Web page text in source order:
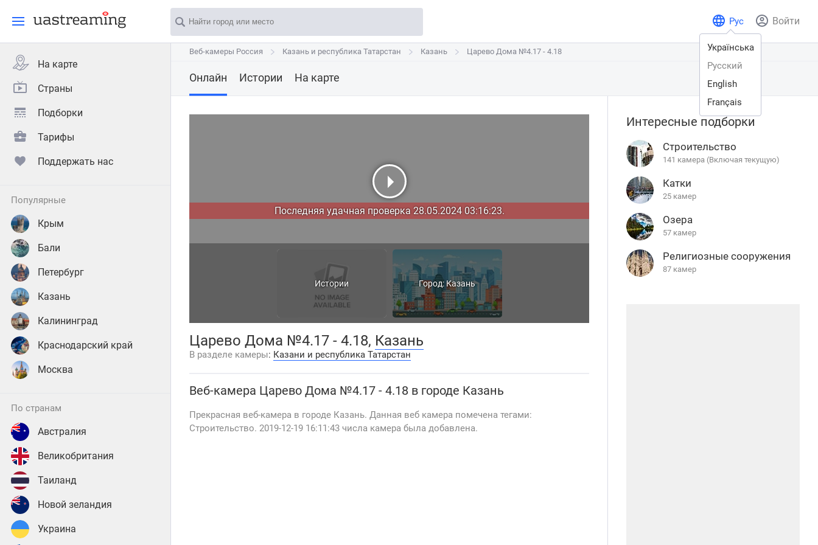
Войти
Рус
Українська
Русский
English
Français
На карте
Страны
Подборки
Тарифы
Поддержать нас
популярные
Крым
Бали
Петербург
Казань
Калининград
Краснодарский край
Москва
по странам
Австралия
Великобритания
Таиланд
Новой зеландия
Украина
Веб-камеры Россия Казань и республика Татарстан Казань Царево Дома №4.17 - 4.18
Веб-камеры Россия Казань и республика Татарстан Казань Царево Дома №4.17 - 4.18
Онлайн Истории На карте
Последняя удачная проверка 28.05.2024 03:16:23.
Истории Город: Казань
Царево Дома №4.17 - 4.18, Казань
В разделе камеры: Казани и республика Татарстан
Веб-камера Царево Дома №4.17 - 4.18 в городе Казань
Прекрасная веб-камера в городе Казань. Данная веб камера помечена тегами:
Строительство. 2019-12-19 16:11:43 числа камера была добавлена.
Интересные подборки
Строительство
141 камера (Включая текущую)
Катки
25 камер
Озера
57 камер
Религиозные сооружения
87 камер